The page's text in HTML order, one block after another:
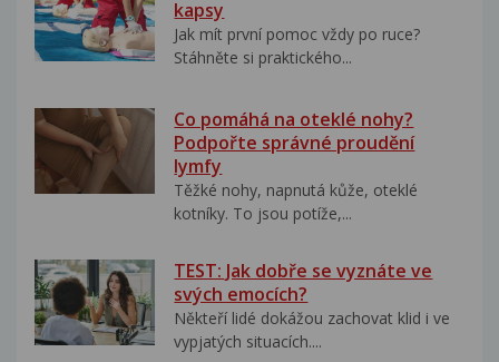
kapsy
Jak mít první pomoc vždy po ruce?
Stáhněte si praktického...
Co pomáhá na oteklé nohy?
Podpořte správné proudění
lymfy
Těžké nohy, napnutá kůže, oteklé
kotníky. To jsou potíže,...
TEST: Jak dobře se vyznáte ve
svých emocích?
Někteří lidé dokážou zachovat klid i ve
vypjatých situacích....